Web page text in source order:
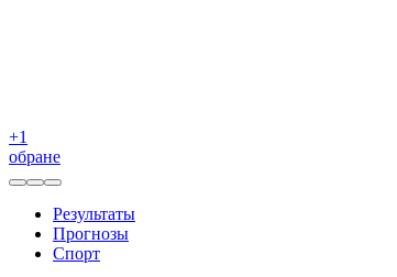
+1
обране
Результаты
Прогнозы
Спорт